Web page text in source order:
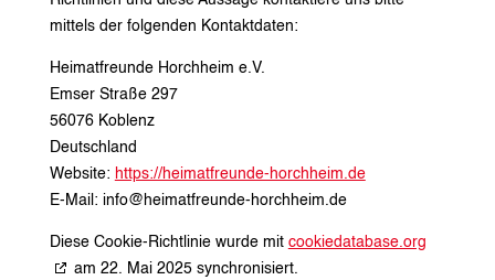
mittels der folgenden Kontaktdaten:
Heimatfreunde Horchheim e.V.
Emser Straße 297
56076 Koblenz
Deutschland
Website: https://heimatfreunde-horchheim.de
E-Mail: info@ heimatfreunde-horchheim.de
Diese Cookie-Richtlinie wurde mit cookiedatabase.org
am 22. Mai 2025 synchronisiert.